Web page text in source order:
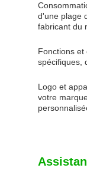
d'une plage
fabricant du
Fonctions et
spécifiques,
Logo et
votre